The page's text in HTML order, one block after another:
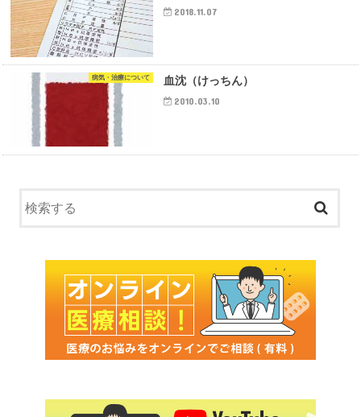
2018.11.07
病気・治療について 血沈（けっちん）
2010.03.10